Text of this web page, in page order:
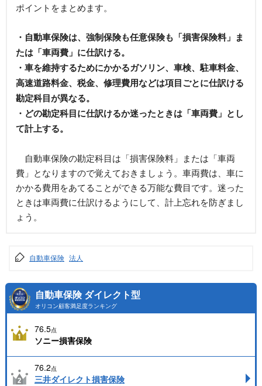
ポイントをまとめます。
・自動車保険は、強制保険も任意保険も「損害保険料」ま
たは「車両費」に仕訳ける。
・車を維持するためにかかるガソリン、車検、駐車料金、
高速道路料金、税金、修理費用などは項目ごとに仕訳ける
勘定科目が異なる。
・どの勘定科目に仕訳けるか迷ったときは「車両費」とし
て計上する。
自動車保険の勘定科目は「損害保険料」または「車両
費」となりますので覚えておきましょう。車両費は、車に
かかる費用をあてることができる万能な費目です。迷った
ときは車両費に仕訳けるようにして、計上忘れを防ぎまし
ょう。
自動車保険 法人
自動車保険 ダイレクト型
オリコン顧客満足度ランキング
76.5点
ソニー損害保険
76.2点
三井ダイレクト損害保険